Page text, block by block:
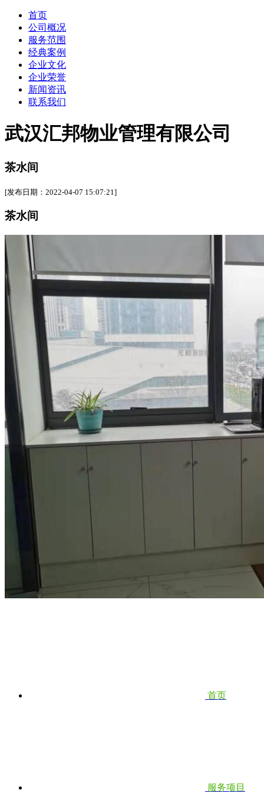
首页
公司概况
服务范围
经典案例
企业文化
企业荣誉
新闻资讯
联系我们
武汉汇邦物业管理有限公司
茶水间
[发布日期：2022-04-07 15:07:21]
茶水间
首页
服务项目